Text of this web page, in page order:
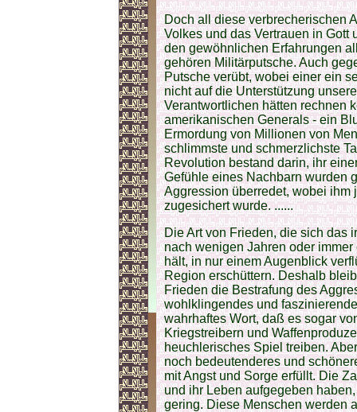
Doch all diese verbrecherischen
Volkes und das Vertrauen in Gott
den gewöhnlichen Erfahrungen
gehören Militärputsche. Auch
Putsche verübt, wobei einer ein
nicht auf die Unterstützung
Verantwortlichen hätten rechnen
amerikanischen Generals - ein
Ermordung von Millionen von
schlimmste und schmerzlichste
Revolution bestand darin, ihr
Gefühle eines Nachbarn wurden
Aggression überredet, wobei ihm
zugesichert wurde. ......
Die Art von Frieden, die sich das
nach wenigen Jahren oder
hält, in nur einem Augenblick
Region erschüttern. Deshalb
Frieden die Bestrafung des
wohlklingendes und
wahrhaftes Wort, daß es sogar
Kriegstreibern und
heuchlerisches Spiel treiben.
noch bedeutenderes und
mit Angst und Sorge erfüllt. Die
und ihr Leben aufgegeben
gering. Diese Menschen werden